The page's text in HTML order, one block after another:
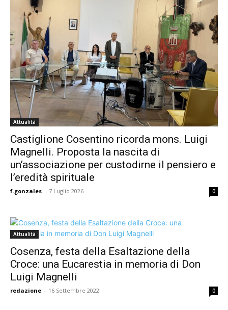
Attualità
Castiglione Cosentino ricorda mons. Luigi
Magnelli. Proposta la nascita di
un’associazione per custodirne il pensiero e
l’eredità spirituale
f.gonzales - 7 Luglio 2026 0
Attualità
Cosenza, festa della Esaltazione della
Croce: una Eucarestia in memoria di Don
Luigi Magnelli
redazione - 16 Settembre 2022 0